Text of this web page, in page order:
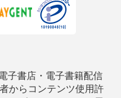
子書店・電子書籍配信
からコンテンツ使用許